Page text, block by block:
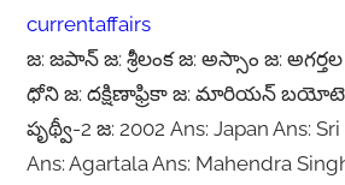
currentaffairs
జ: జపాన్ జ: శ్రీలంక జ: అస్సాం జ:
ధోని జ: దక్షిణాఫ్రికా జ: మారియన్ బయోటెక్
పృథ్వీ-2 జ: 2002 Ans: Japan Ans:
Ans: Agartala Ans: Mahendra